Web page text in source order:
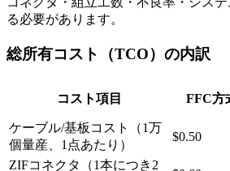
る必要があります。
総所有コスト（TCO）の内訳
コスト項目 FFC方
ケーブル/基板コスト（1万
個量産、1点あたり）
$0.50
ZIFコネクタ（1本につき2